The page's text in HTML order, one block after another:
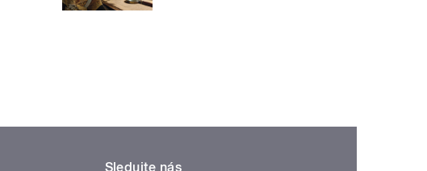
Sledujte nás